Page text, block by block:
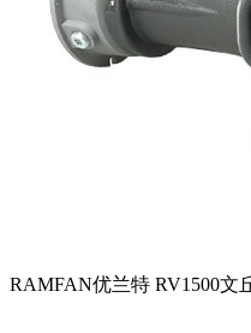
RAMFAN优兰特 RV1500文